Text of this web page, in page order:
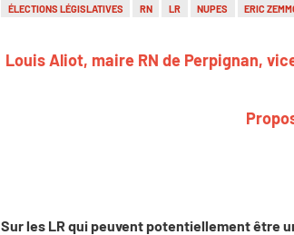
ÉLECTIONS LÉGISLATIVES RN LR NUPES ERIC
Louis Aliot, maire RN de Perpignan,
Sur les LR qui peuvent potentiellement être